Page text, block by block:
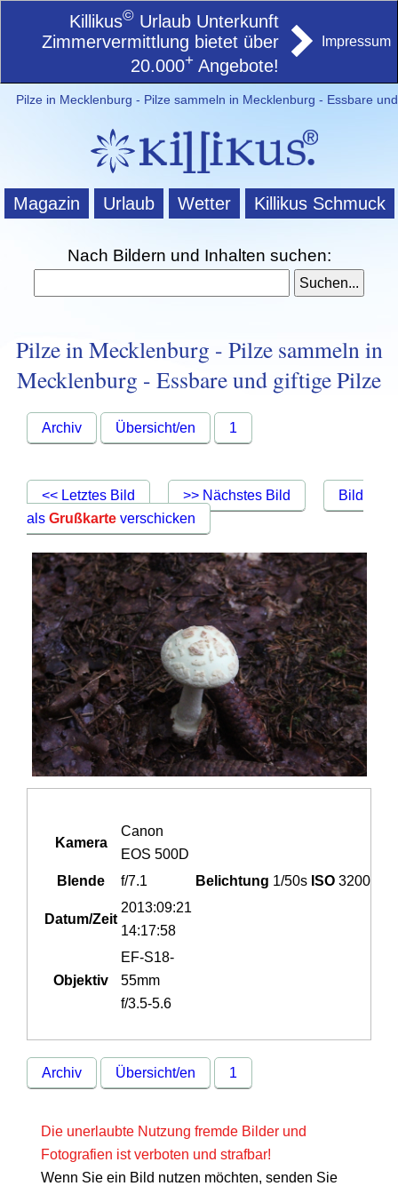
Killikus© Urlaub Unterkunft
Zimmervermittlung bietet über
20.000+ Angebote!
Impressum
Pilze in Mecklenburg - Pilze sammeln in Mecklenburg - Essbare
Magazin Urlaub Wetter Killikus Schmuck
Nach Bildern und Inhalten suchen:
Pilze in Mecklenburg - Pilze sammeln in
Mecklenburg - Essbare und giftige Pilze
Archiv Übersicht/en 1
<< Letztes Bild >> Nächstes Bild
Bild
alsGrußkarte verschicken
Kamera
Canon
EOS 500D
Blende
f/7.1 Belichtung 1/50s ISO 3200
Datum/Zeit
2013:09:21
14:17:58
Objektiv
EF-S18-
55mm
f/3.5-5.6
Archiv Übersicht/en 1
Die unerlaubte Nutzung fremde Bilder und
Fotografien ist verboten und strafbar!
Wenn Sie ein Bild nutzen möchten, senden Sie